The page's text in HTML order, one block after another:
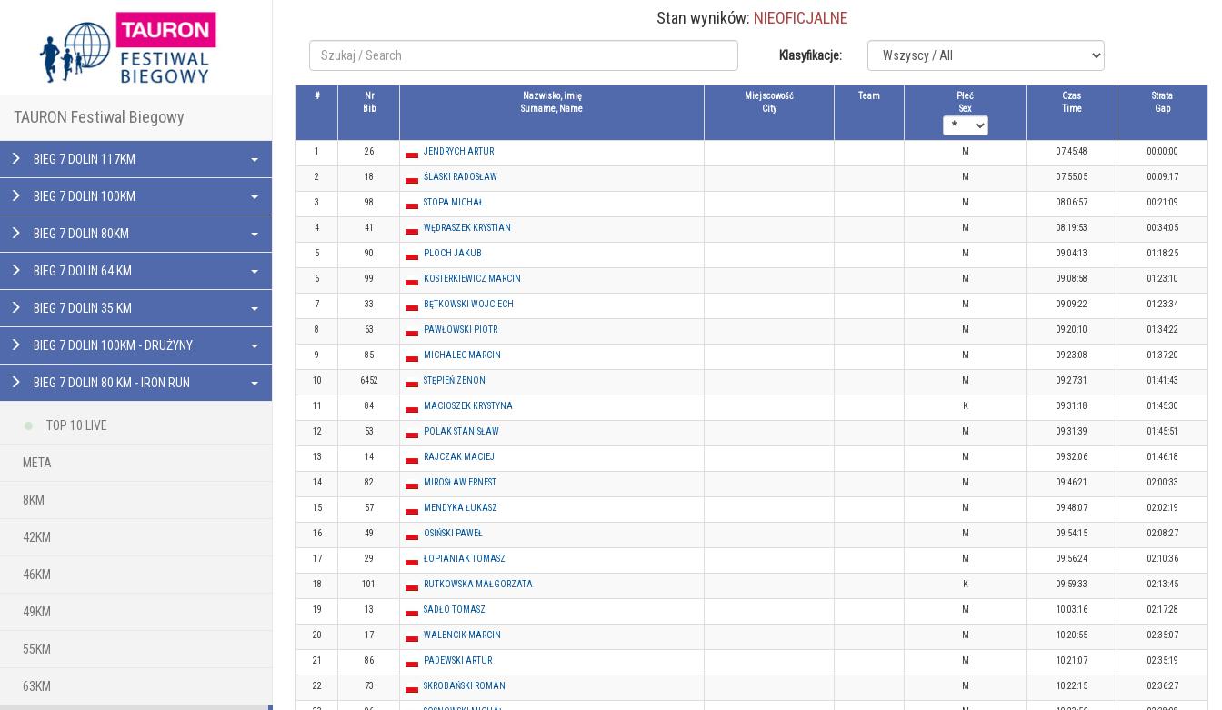
TAURON Festiwal Biegowy
BIEG 7 DOLIN 117KM
BIEG 7 DOLIN 100KM
BIEG 7 DOLIN 80KM
BIEG 7 DOLIN 64 KM
BIEG 7 DOLIN 35 KM
BIEG 7 DOLIN 100KM - DRUŻYNY
BIEG 7 DOLIN 80 KM - IRON RUN
TOP 10 LIVE
META
8KM
42KM
46KM
49KM
55KM
63KM
Stan wyników: NIEOFICJALNE
Klasyfikacje:
#
Nr
Bib
Nazwisko, imię
Surname, Name
Miejscowość
City
Team
Płeć
Sex
Czas
Time
Strata
Gap
1 26 JENDRYCH ARTUR M 07:45:48 00:00:00
2 18 ŚLASKI RADOSŁAW M 07:55:05 00:09:17
3 98 STOPA MICHAŁ M 08:06:57 00:21:09
4 41 WĘDRASZEK KRYSTIAN M 08:19:53 00:34:05
5 90 PLOCH JAKUB M 09:04:13 01:18:25
6 99 KOSTERKIEWICZ MARCIN M 09:08:58 01:23:10
7 33 BĘTKOWSKI WOJCIECH M 09:09:22 01:23:34
8 63 PAWŁOWSKI PIOTR M 09:20:10 01:34:22
9 85 MICHALEC MARCIN M 09:23:08 01:37:20
10 6452 STĘPIEŃ ZENON M 09:27:31 01:41:43
11 84 MACIOSZEK KRYSTYNA K 09:31:18 01:45:30
12 53 POLAK STANISŁAW M 09:31:39 01:45:51
13 14 RAJCZAK MACIEJ M 09:32:06 01:46:18
14 82 MIROSŁAW ERNEST M 09:46:21 02:00:33
15 57 MENDYKA ŁUKASZ M 09:48:07 02:02:19
16 49 OSIŃSKI PAWEŁ M 09:54:15 02:08:27
17 29 ŁOPIANIAK TOMASZ M 09:56:24 02:10:36
18 101 RUTKOWSKA MAŁGORZATA K 09:59:33 02:13:45
19 13 SADŁO TOMASZ M 10:03:16 02:17:28
20 17 WALENCIK MARCIN M 10:20:55 02:35:07
21 86 PADEWSKI ARTUR M 10:21:07 02:35:19
22 73 SKROBAŃSKI ROMAN M 10:22:15 02:36:27